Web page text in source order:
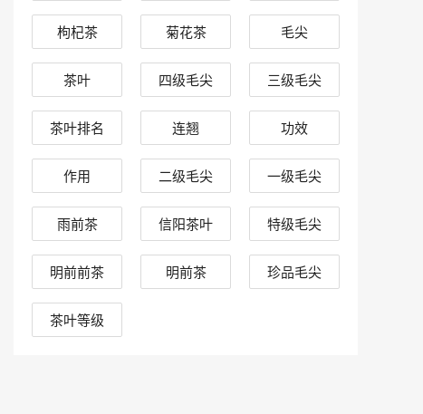
枸杞茶 菊花茶 毛尖
茶叶 四级毛尖 三级毛尖
茶叶排名 连翘 功效
作用 二级毛尖 一级毛尖
雨前茶 信阳茶叶 特级毛尖
明前前茶 明前茶 珍品毛尖
茶叶等级